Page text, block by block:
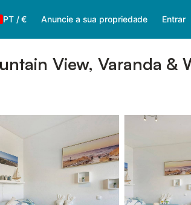
PT/€ Anuncie a sua propriedade Entrar
View, Varanda &